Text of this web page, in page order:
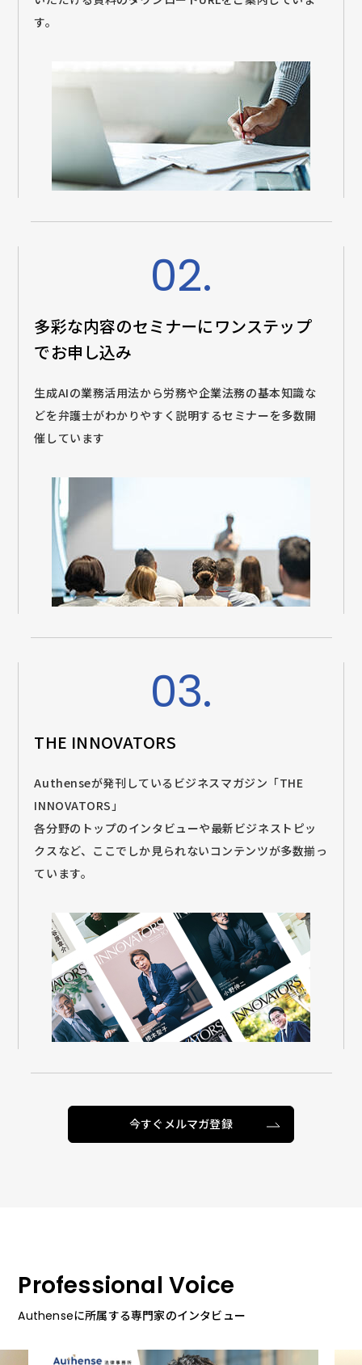
す。
02.
多彩な内容のセミナーにワンステップ
でお申し込み
生成AIの業務活用法から労務や企業法務の基本知識な
どを弁護士がわかりやすく説明するセミナーを多数開
催しています
03.
THE INNOVATORS
Authenseが発刊しているビジネスマガジン「THE
INNOVATORS」
各分野のトップのインタビューや最新ビジネストピッ
クスなど、ここでしか見られないコンテンツが多数揃っ
ています。
今すぐメルマガ登録
Professional Voice
Authenseに所属する専門家のインタビュー